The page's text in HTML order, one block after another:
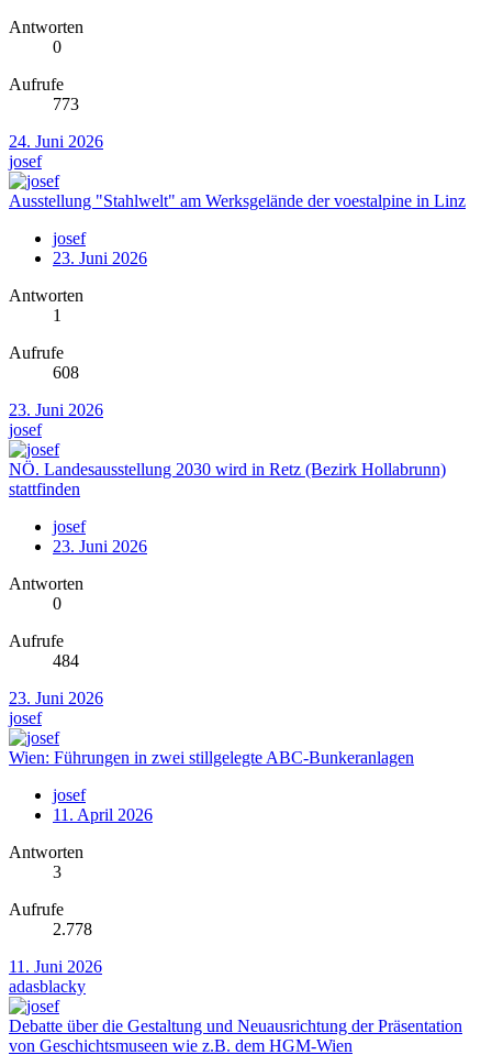
Antworten
0
Aufrufe
773
24. Juni 2026
josef
Ausstellung "Stahlwelt" am Werksgelände der voestalpine in Linz
josef
23. Juni 2026
Antworten
1
Aufrufe
608
23. Juni 2026
josef
NÖ. Landesausstellung 2030 wird in Retz (Bezirk Hollabrunn)
stattfinden
josef
23. Juni 2026
Antworten
0
Aufrufe
484
23. Juni 2026
josef
Wien: Führungen in zwei stillgelegte ABC-Bunkeranlagen
josef
11. April 2026
Antworten
3
Aufrufe
2.778
11. Juni 2026
adasblacky
Debatte über die Gestaltung und Neuausrichtung der Präsentation
von Geschichtsmuseen wie z.B. dem HGM-Wien